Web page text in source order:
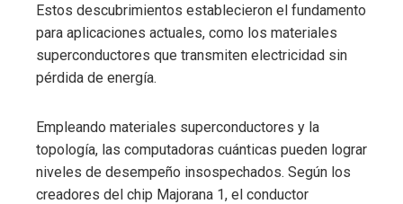
Estos descubrimientos establecieron el fundamento
para aplicaciones actuales, como los materiales
superconductores que transmiten electricidad sin
pérdida de energía.
Empleando materiales superconductores y la
topología, las computadoras cuánticas pueden lograr
niveles de desempeño insospechados. Según los
creadores del chip Majorana 1, el conductor